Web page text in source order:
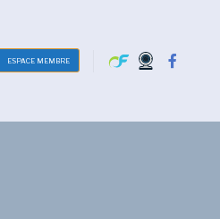
ESPACE MEMBRE